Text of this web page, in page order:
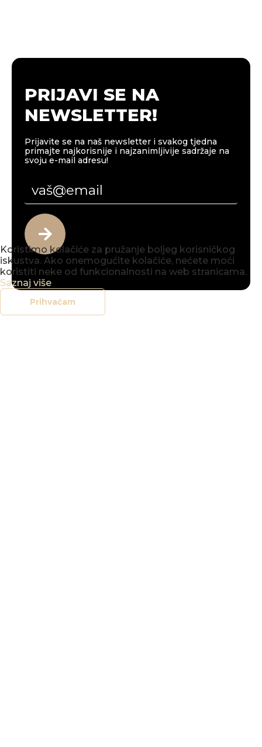
PRIJAVI SE NA
NEWSLETTER!
Prijavite se na naš newsletter i svakog tjedna
primajte najkorisnije i najzanimljivije sadržaje na
svoju e-mail adresu!
Koristimo kolačiće za pružanje boljeg korisničkog
iskustva. Ako onemogućite kolačiće, nećete moći
koristiti neke od funkcionalnosti na web stranicama.
Saznaj više
Prihvaćam